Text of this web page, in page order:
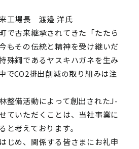
工場長 渡邉 洋氏
で古来継承されてきた「たたら
もその伝統と精神を受け継いだ
殊鋼であるヤスキハガネを生み
でCO2排出削減の取り組みは注
整備活動によって創出されたJ-
ていただくことは、当社事業に
と考えております。
じめ、関係する皆さまにお礼申